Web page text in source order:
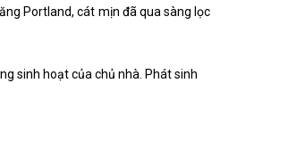
Portland, cát mịn đã qua sàng lọc
sinh hoạt của chủ nhà. Phát sinh